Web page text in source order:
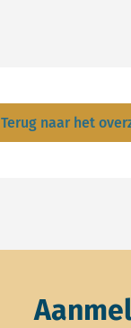
Terug naar het